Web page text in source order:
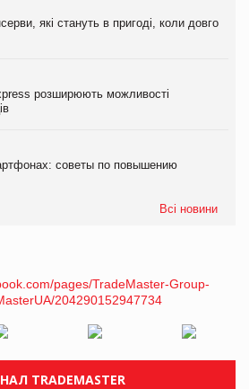
які стануть в пригоді, коли довго
розширюють можливості
советы по повышению
Всі новини
TRADEMASTER